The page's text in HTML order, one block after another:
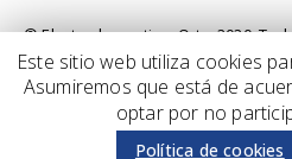
© ElectrodomesticosOrts. 2020.
Este sitio web utiliza cookies
Asumiremos que está de
optar por no
Política de cookies